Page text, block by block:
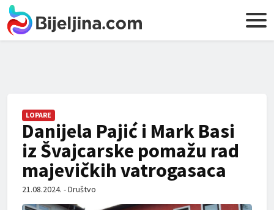
LOPARE
Danijela Pajić i Mark Basi
iz Švajcarske pomažu rad
majevičkih vatrogasaca
21.08.2024. - Društvo